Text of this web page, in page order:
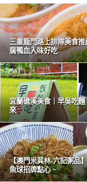
三重龍門路上排隊美食
腐鴨血入味好吃
宜蘭礁溪美食｜早吳吃
來
【澳門米其林-六記粥品
魚球招牌點心 ~